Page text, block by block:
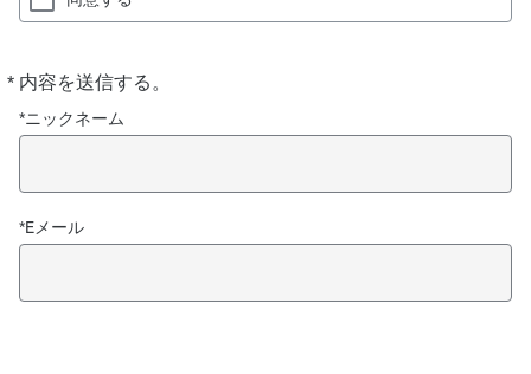
* 内容を送信する。
必
須
*ニックネーム
*Eメール